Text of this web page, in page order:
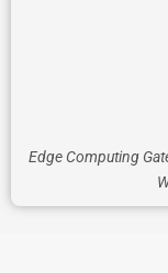
Edge Computing